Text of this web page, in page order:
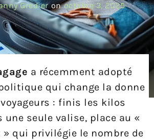
Gredier on octobre 3, 2025
a récemment adopté
qui change la donne
: finis les kilos
une seule valise, place au «
» qui privilégie le nombre de